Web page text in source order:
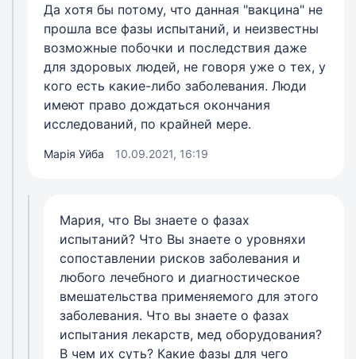
Да хотя бы потому, что данная "вакцина" не
прошла все фазы испытаний, и неизвестны
возможные побочки и последствия даже
для здоровых людей, не говоря уже о тех, у
кого есть какие-либо заболевания. Люди
имеют право дождаться окончания
исследований, по крайней мере.
Марія Уйба 10.09.2021, 16:19
Мария, что Вы знаете о фазах
испытаний? Что Вы знаете о уровняхи
сопоставлении рисков заболевания и
любого лечебного и диагностическое
вмешательства применяемого для этого
заболевания. Что вы знаете о фазах
испытания лекарств, мед оборудования?
В чем их суть? Какие фазы для чего